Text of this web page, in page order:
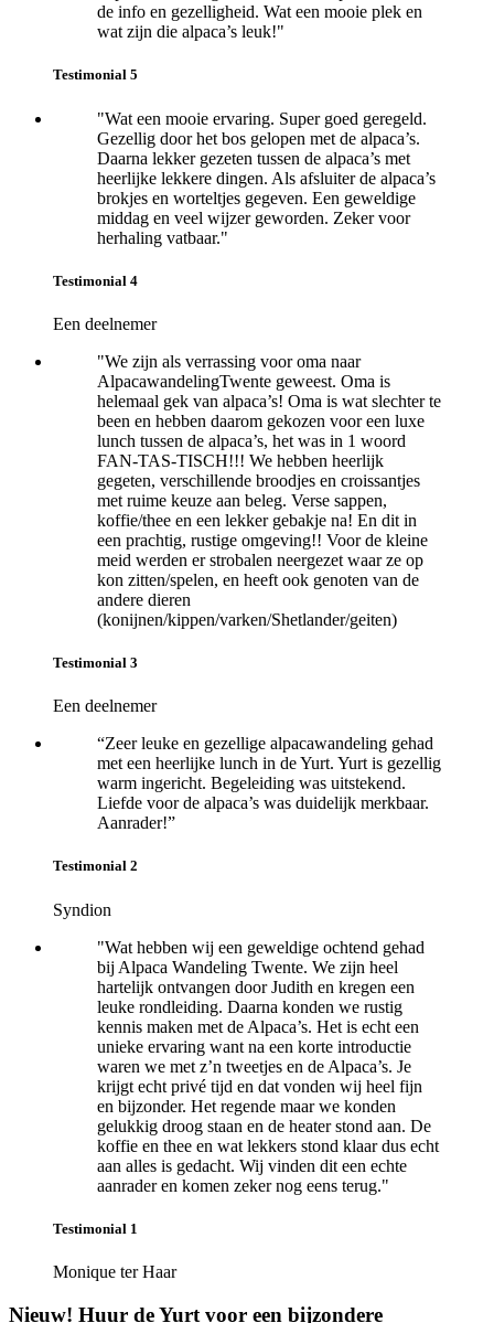
de info en gezelligheid. Wat een mooie plek en
wat zijn die alpaca’s leuk!"
Testimonial 5
"Wat een mooie ervaring. Super goed geregeld.
Gezellig door het bos gelopen met de alpaca’s.
Daarna lekker gezeten tussen de alpaca’s met
heerlijke lekkere dingen. Als afsluiter de alpaca’s
brokjes en worteltjes gegeven. Een geweldige
middag en veel wijzer geworden. Zeker voor
herhaling vatbaar."
Testimonial 4
Een deelnemer
"We zijn als verrassing voor oma naar
AlpacawandelingTwente geweest. Oma is
helemaal gek van alpaca’s! Oma is wat slechter te
been en hebben daarom gekozen voor een luxe
lunch tussen de alpaca’s, het was in 1 woord
FAN-TAS-TISCH!!! We hebben heerlijk
gegeten, verschillende broodjes en croissantjes
met ruime keuze aan beleg. Verse sappen,
koffie/thee en een lekker gebakje na! En dit in
een prachtig, rustige omgeving!! Voor de kleine
meid werden er strobalen neergezet waar ze op
kon zitten/spelen, en heeft ook genoten van de
andere dieren
(konijnen/kippen/varken/Shetlander/geiten)
Testimonial 3
Een deelnemer
“Zeer leuke en gezellige alpacawandeling gehad
met een heerlijke lunch in de Yurt. Yurt is gezellig
warm ingericht. Begeleiding was uitstekend.
Liefde voor de alpaca’s was duidelijk merkbaar.
Aanrader!”
Testimonial 2
Syndion
"Wat hebben wij een geweldige ochtend gehad
bij Alpaca Wandeling Twente. We zijn heel
hartelijk ontvangen door Judith en kregen een
leuke rondleiding. Daarna konden we rustig
kennis maken met de Alpaca’s. Het is echt een
unieke ervaring want na een korte introductie
waren we met z’n tweetjes en de Alpaca’s. Je
krijgt echt privé tijd en dat vonden wij heel fijn
en bijzonder. Het regende maar we konden
gelukkig droog staan en de heater stond aan. De
koffie en thee en wat lekkers stond klaar dus echt
aan alles is gedacht. Wij vinden dit een echte
aanrader en komen zeker nog eens terug."
Testimonial 1
Monique ter Haar
Nieuw! Huur de Yurt voor een bijzondere